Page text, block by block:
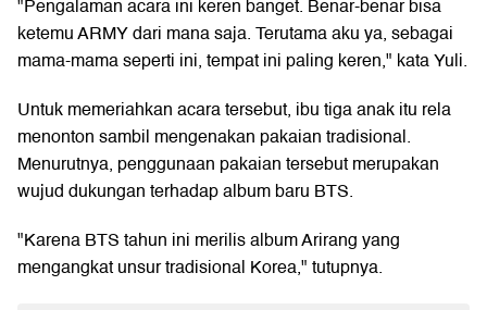
"Pengalaman acara ini keren banget. Benar-benar bisa
ketemu ARMY dari mana saja. Terutama aku ya, sebagai
mama-mama seperti ini, tempat ini paling keren," kata Yuli.
Untuk memeriahkan acara tersebut, ibu tiga anak itu rela
menonton sambil mengenakan pakaian tradisional.
Menurutnya, penggunaan pakaian tersebut merupakan
wujud dukungan terhadap album baru BTS.
"Karena BTS tahun ini merilis album Arirang yang
mengangkat unsur tradisional Korea," tutupnya.